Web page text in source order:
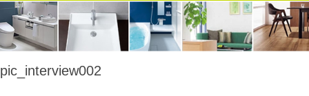
pic_interview002